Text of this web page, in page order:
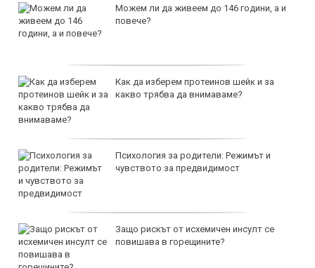
Можем ли да живеем до 146 години, а и
повече?
Как да изберем протеинов шейк и за
какво трябва да внимаваме?
Психология за родители: Режимът и
чувството за предвидимост
Защо рискът от исхемичен инсулт се
повишава в горещините?